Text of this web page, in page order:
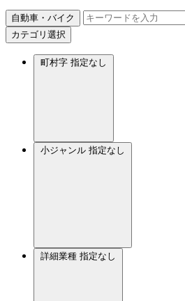
自動車・バイク
カテゴリ選択
町村字 指定なし
小ジャンル 指定なし
詳細業種 指定なし